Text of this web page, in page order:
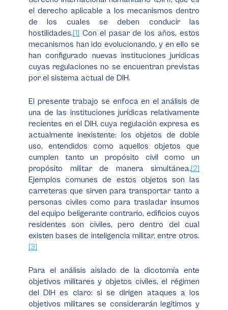
el derecho aplicable a los mecanismos dentro
de los cuales se deben conducir las
hostilidades.[1] Con el pasar de los años, estos
mecanismos han ido evolucionando, y en ello se
han configurado nuevas instituciones jurídicas
cuyas regulaciones no se encuentran previstas
por el sistema actual de DIH.
El presente trabajo se enfoca en el análisis de
una de las instituciones jurídicas relativamente
recientes en el DIH, cuya regulación expresa es
actualmente inexistente: los objetos de doble
uso, entendidos como aquellos objetos que
cumplen tanto un propósito civil como un
propósito militar de manera simultánea.[2]
Ejemplos comunes de estos objetos son las
carreteras que sirven para transportar tanto a
personas civiles como para trasladar insumos
del equipo beligerante contrario, edificios cuyos
residentes son civiles, pero dentro del cual
existen bases de inteligencia militar, entre otros.
[3]
Para el análisis aislado de la dicotomía ente
objetivos militares y objetos civiles, el régimen
del DIH es claro: si se dirigen ataques a los
objetivos militares se considerarán legítimos y